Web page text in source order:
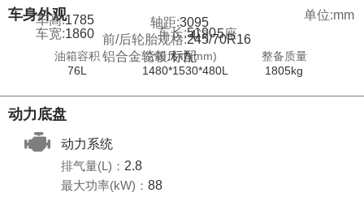
车身外观
单位:mm
车长:5190
车宽:1860 5座
4门
车高:1785 轴距:3095
前/后轮胎规格:245/70R16
铝合金轮毂:标配
油箱容积
76L
货箱尺寸(mm)
1480*1530*480L
整备质量
1805kg
动力底盘
动力系统
排气量(L)： 2.8
最大功率(kW)： 88